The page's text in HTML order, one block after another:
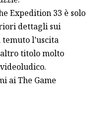
Expedition 33 è solo
dettagli sui
l’uscita
titolo molto
ai The Game